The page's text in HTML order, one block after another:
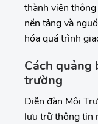
thành viên
nền tảng và
hóa quá trình
Cách quảng
trường
Diễn đàn Môi
lưu trữ thông tin